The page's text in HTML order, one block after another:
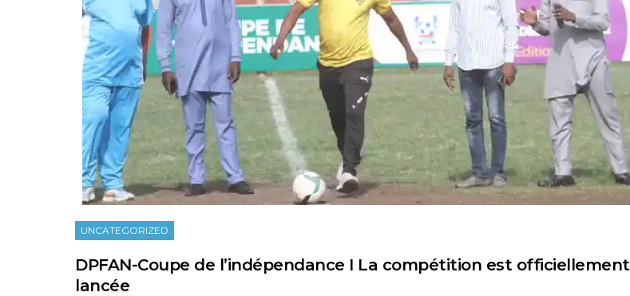
UNCATEGORIZED
DPFAN-Coupe de l’indépendance I La compétition est officiellement
lancée